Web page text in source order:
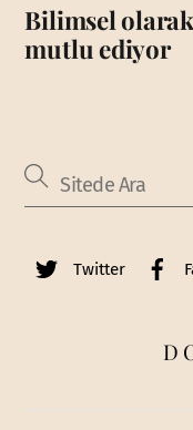
Bilimsel
mutlu ediyor
Twitter